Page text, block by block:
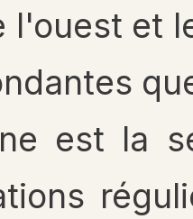
l'ouest et
est la